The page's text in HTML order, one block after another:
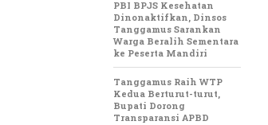
PBI BPJS Kesehatan
Dinonaktifkan, Dinsos
Tanggamus Sarankan
Warga Beralih Sementara
ke Peserta Mandiri
Tanggamus Raih WTP
Kedua Berturut-turut,
Bupati Dorong
Transparansi APBD